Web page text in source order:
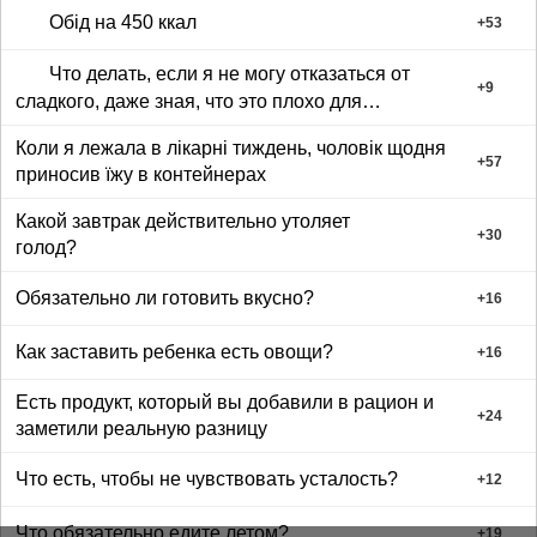
Обід на 450 ккал +53
Что делать, если я не могу отказаться от
сладкого, даже зная, что это плохо для
+9
Коли я лежала в лікарні тиждень, чоловік щодня
приносив їжу в контейнерах
+57
Какой завтрак действительно утоляет
голод?
+30
Обязательно ли готовить вкусно? +16
Как заставить ребенка есть овощи? +16
Есть продукт, который вы добавили в рацион и
заметили реальную разницу
+24
Что есть, чтобы не чувствовать усталость? +12